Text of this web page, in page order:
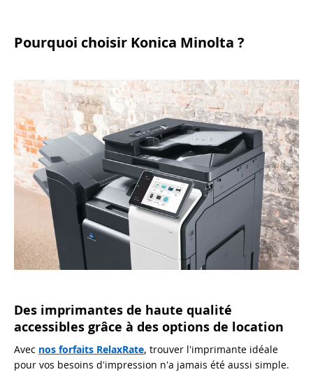
Pourquoi choisir Konica Minolta ?
Des imprimantes de haute qualité
accessibles grâce à des options de location
Avec nos forfaits RelaxRate, trouver l'imprimante idéale
pour vos besoins d'impression n'a jamais été aussi simple.